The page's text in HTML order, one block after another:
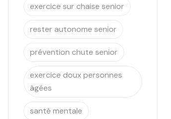
exercice sur chaise senior
rester autonome senior
prévention chute senior
exercice doux personnes
âgées
santé mentale